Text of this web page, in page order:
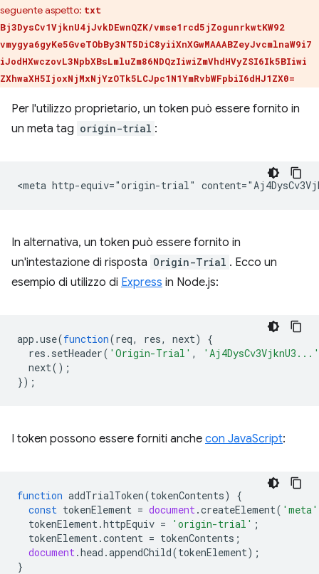
seguente aspetto: txt
Bj3DysCv1VjknU4jJvkDEwnQZK/vmse1rcd5jZogunrkwtKW92
vmygya6gyKe5GveTObBy3NT5DiC8yiiXnXGwMAAABZeyJvcmlnaW9i7
iJodHXwczovL3NpbXBsLmluZm86NDQzIiwiZmVhdHVyZSI6Ik5BIiwi
ZXhwaXH5IjoxNjMxNjYzOTk5LCJpc1N1YmRvbWFpbiI6dHJ1ZX0=
Per l'utilizzo proprietario, un token può essere fornito in
un meta tag origin-trial :
In alternativa, un token può essere fornito in
un'intestazione di risposta Origin-Trial . Ecco un
esempio di utilizzo di Express in Node.js:
app .use(function(req, res, next)
{
res . setHeader( 'Origin-Trial' ,
'Aj4DysCv3VjknU3...'
next();
});
I token possono essere forniti anche con JavaScript:
function addTrialToken(tokenContents)
{
const tokenElement = document .createElement( 'meta'
tokenElement .httpEquiv = 'origin-trial' ;
tokenElement .content = tokenContents ;
document .head .appendChild(tokenElement);
}